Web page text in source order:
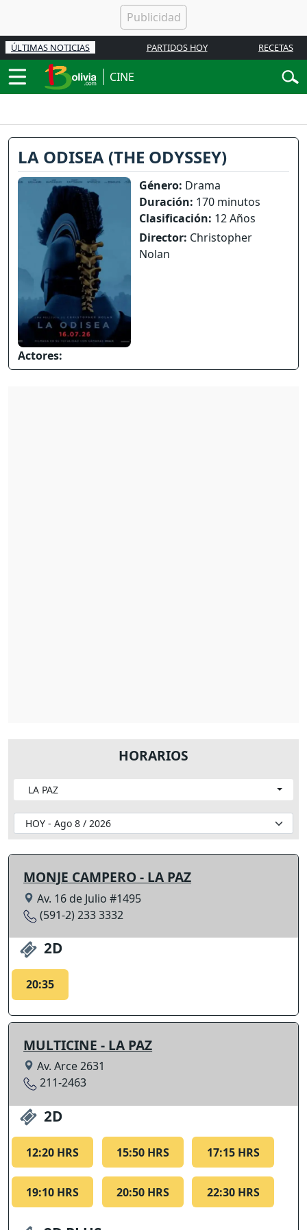
ÚLTIMAS NOTICIAS PARTIDOS HOY RECETAS
CINE
LA ODISEA (THE ODYSSEY)
Género: Drama
Duración: 170 minutos
Clasificación: 12 Años
Director: Christopher
Nolan
Actores:
HORARIOS
LA PAZ
MONJE CAMPERO - LA PAZ
Av. 16 de Julio #1495
(591-2) 233 3332
2D
20:35
MULTICINE - LA PAZ
Av. Arce 2631
211-2463
2D
12:20 HRS 15:50 HRS 17:15 HRS
19:10 HRS 20:50 HRS 22:30 HRS